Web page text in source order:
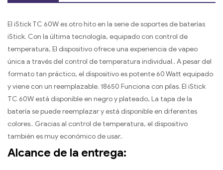
El iStick TC 60W es otro hito en la serie de soportes de baterías
iStick. Con la última tecnología, equipado con control de
temperatura, El dispositivo ofrece una experiencia de vapeo
única a través del control de temperatura individual.. A pesar del
formato tan práctico, el dispositivo es potente 60 Watt equipado
y viene con un reemplazable. 18650 Funciona con pilas. El iStick
TC 60W está disponible en negro y plateado, La tapa de la
batería se puede reemplazar y está disponible en diferentes
colores.. Gracias al control de temperatura, el dispositivo
también es muy económico de usar..
Alcance de la entrega: